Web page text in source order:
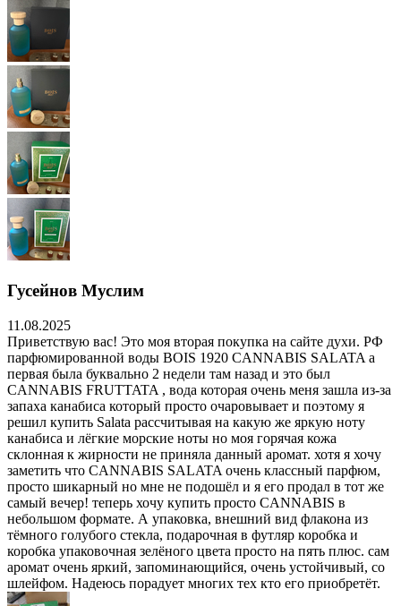
Гусейнов Муслим
11.08.2025
Приветствую вас! Это моя вторая покупка на сайте духи. РФ
парфюмированной воды BOIS 1920 CANNABIS SALATA а
первая была буквально 2 недели там назад и это был
CANNABIS FRUTTATA , вода которая очень меня зашла из-за
запаха канабиса который просто очаровывает и поэтому я
решил купить Salata рассчитывая на какую же яркую ноту
канабиса и лёгкие морские ноты но моя горячая кожа
склонная к жирности не приняла данный аромат. хотя я хочу
заметить что CANNABIS SALATA очень классный парфюм,
просто шикарный но мне не подошёл и я его продал в тот же
самый вечер! теперь хочу купить просто CANNABIS в
небольшом формате. А упаковка, внешний вид флакона из
тёмного голубого стекла, подарочная в футляр коробка и
коробка упаковочная зелёного цвета просто на пять плюс. сам
аромат очень яркий, запоминающийся, очень устойчивый, со
шлейфом. Надеюсь порадует многих тех кто его приобретёт.